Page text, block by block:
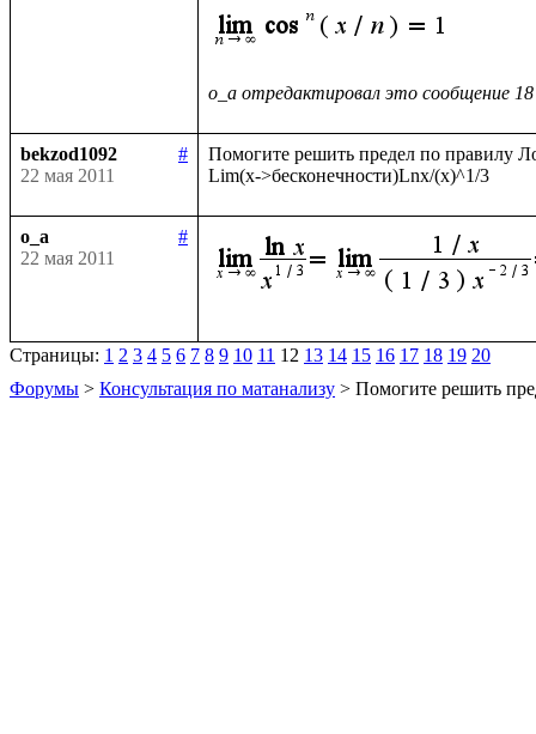
o_a отредактировал это сообщение
bekzod1092
#
22 мая 2011
Помогите решить предел по правилу
o_a
#
22 мая 2011
Страницы: 1 2 3 4 5 6 7 8 9 10 11 12 13 14 15 16 17 18 19 20
Форумы > Консультация по матанализу > Помогите решить